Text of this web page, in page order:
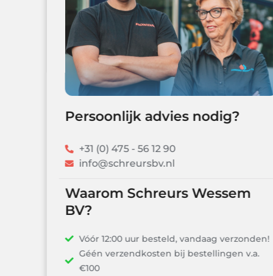
Persoonlijk advies nodig?
+31 (0) 475 - 56 12 90
info@schreursbv.nl
Waarom Schreurs Wessem
BV?
Vóór 12:00 uur besteld, vandaag verzonden!
Géén verzendkosten bij bestellingen v.a.